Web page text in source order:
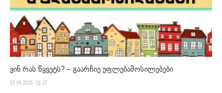
ვინ რას წყვეტს? – გაარჩიე უფლებამოსილებები
27.05.2025. 02:27